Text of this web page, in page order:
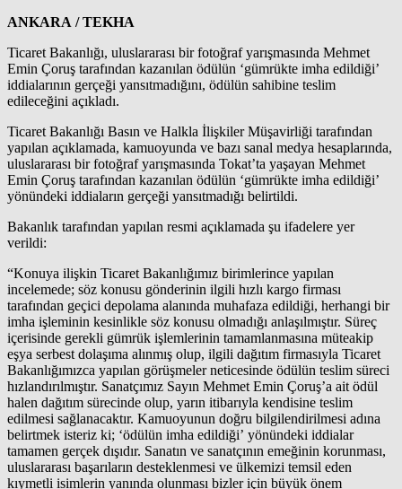
ANKARA / TEKHA
Ticaret Bakanlığı, uluslararası bir fotoğraf yarışmasında Mehmet
Emin Çoruş tarafından kazanılan ödülün ‘gümrükte imha edildiği’
iddialarının gerçeği yansıtmadığını, ödülün sahibine teslim
edileceğini açıkladı.
Ticaret Bakanlığı Basın ve Halkla İlişkiler Müşavirliği tarafından
yapılan açıklamada, kamuoyunda ve bazı sanal medya hesaplarında,
uluslararası bir fotoğraf yarışmasında Tokat’ta yaşayan Mehmet
Emin Çoruş tarafından kazanılan ödülün ‘gümrükte imha edildiği’
yönündeki iddiaların gerçeği yansıtmadığı belirtildi.
Bakanlık tarafından yapılan resmi açıklamada şu ifadelere yer
verildi:
“Konuya ilişkin Ticaret Bakanlığımız birimlerince yapılan
incelemede; söz konusu gönderinin ilgili hızlı kargo firması
tarafından geçici depolama alanında muhafaza edildiği, herhangi bir
imha işleminin kesinlikle söz konusu olmadığı anlaşılmıştır. Süreç
içerisinde gerekli gümrük işlemlerinin tamamlanmasına müteakip
eşya serbest dolaşıma alınmış olup, ilgili dağıtım firmasıyla Ticaret
Bakanlığımızca yapılan görüşmeler neticesinde ödülün teslim süreci
hızlandırılmıştır. Sanatçımız Sayın Mehmet Emin Çoruş’a ait ödül
halen dağıtım sürecinde olup, yarın itibarıyla kendisine teslim
edilmesi sağlanacaktır. Kamuoyunun doğru bilgilendirilmesi adına
belirtmek isteriz ki; ‘ödülün imha edildiği’ yönündeki iddialar
tamamen gerçek dışıdır. Sanatın ve sanatçının emeğinin korunması,
uluslararası başarıların desteklenmesi ve ülkemizi temsil eden
kıymetli isimlerin yanında olunması bizler için büyük önem